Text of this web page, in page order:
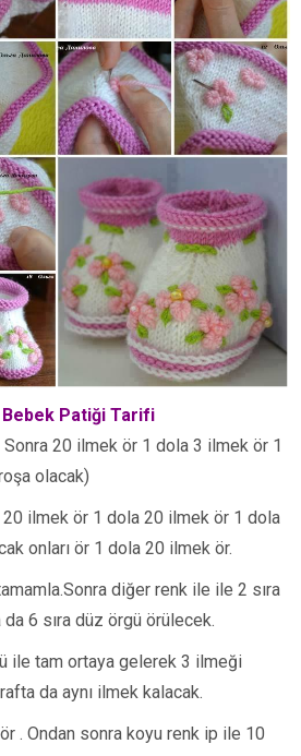
Bebek Patiği Tarifi
20 ilmek ör 1 dola 3 ilmek ör 1
olacak)
20 ilmek ör 1 dola 20 ilmek ör 1 dola
onları ör 1 dola 20 ilmek ör.
diğer renk ile ile 2 sıra
da 6 sıra düz örgü örülecek.
ile tam ortaya gelerek 3 ilmeği
da aynı ilmek kalacak.
. Ondan sonra koyu renk ip ile 10